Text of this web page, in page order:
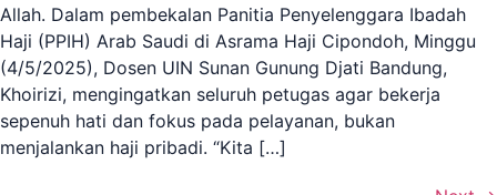
Allah. Dalam pembekalan Panitia Penyelenggara Ibadah
Haji (PPIH) Arab Saudi di Asrama Haji Cipondoh, Minggu
(4/5/2025), Dosen UIN Sunan Gunung Djati Bandung,
Khoirizi, mengingatkan seluruh petugas agar bekerja
sepenuh hati dan fokus pada pelayanan, bukan
menjalankan haji pribadi. “Kita […]